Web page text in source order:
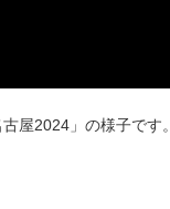
屋2024」の様子です。